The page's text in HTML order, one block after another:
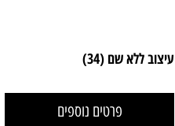
עיצוב ללא שם (34)
פרטים נוספים